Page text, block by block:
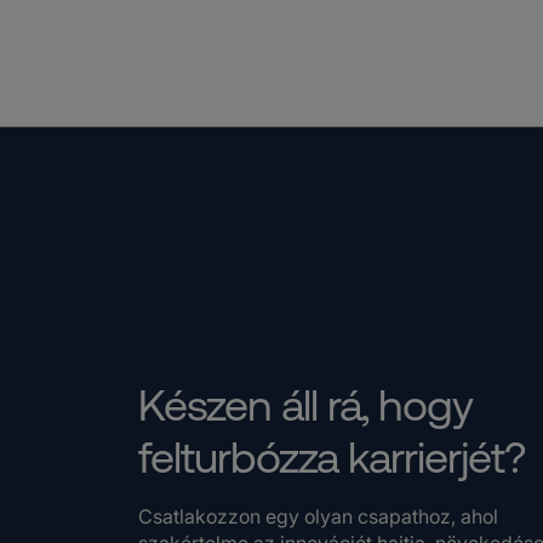
Készen áll rá, hogy
felturbózza karrierjét?
Csatlakozzon egy olyan csapathoz, ahol